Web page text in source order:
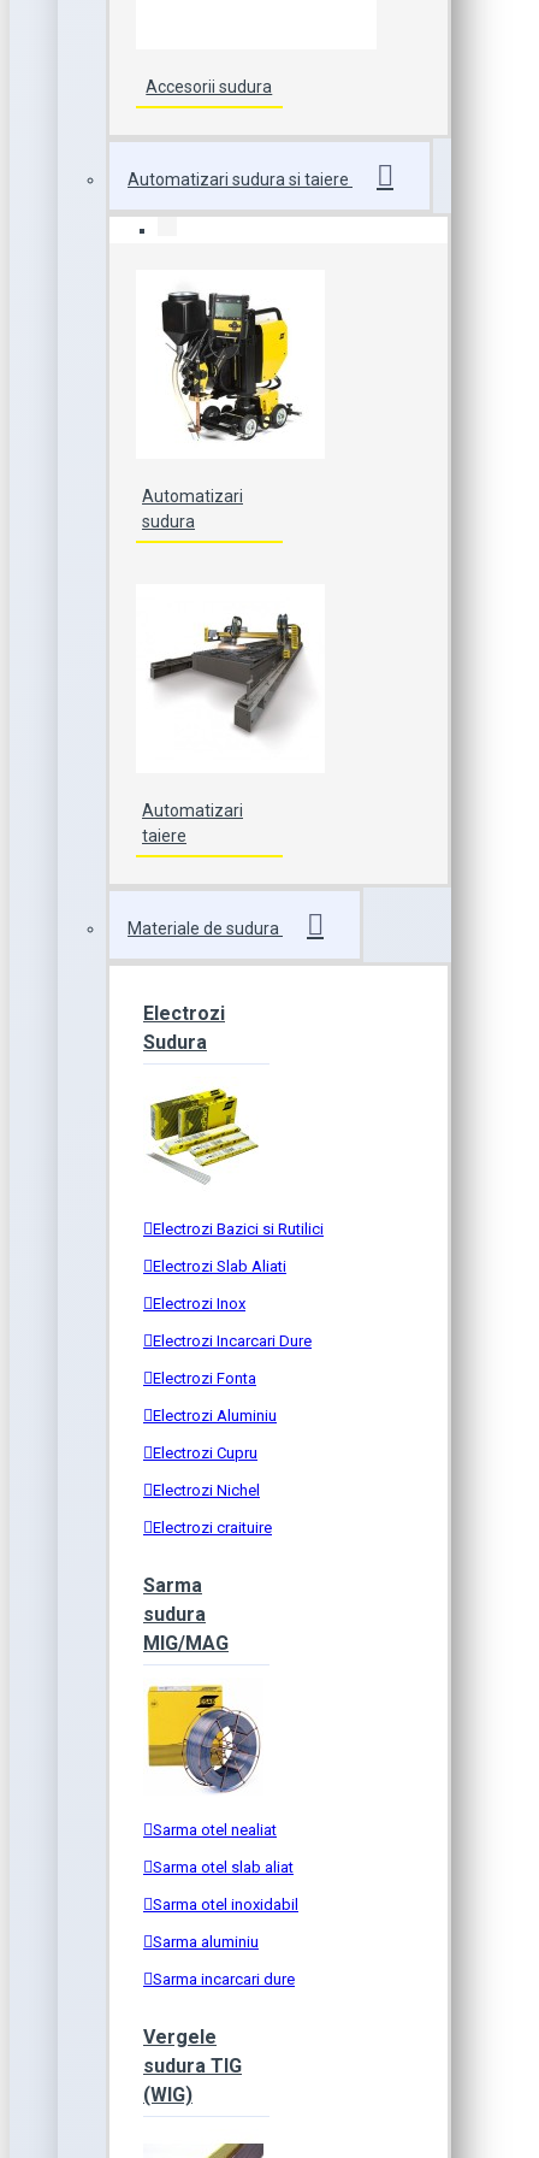
Accesorii sudura
Automatizari sudura si taiere
Automatizari
sudura
Automatizari
taiere
Materiale de sudura
Electrozi
Sudura
Electrozi Bazici si Rutilici
Electrozi Slab Aliati
Electrozi Inox
Electrozi Incarcari Dure
Electrozi Fonta
Electrozi Aluminiu
Electrozi Cupru
Electrozi Nichel
Electrozi craituire
Sarma
sudura
MIG/MAG
Sarma otel nealiat
Sarma otel slab aliat
Sarma otel inoxidabil
Sarma aluminiu
Sarma incarcari dure
Vergele
sudura TIG
(WIG)